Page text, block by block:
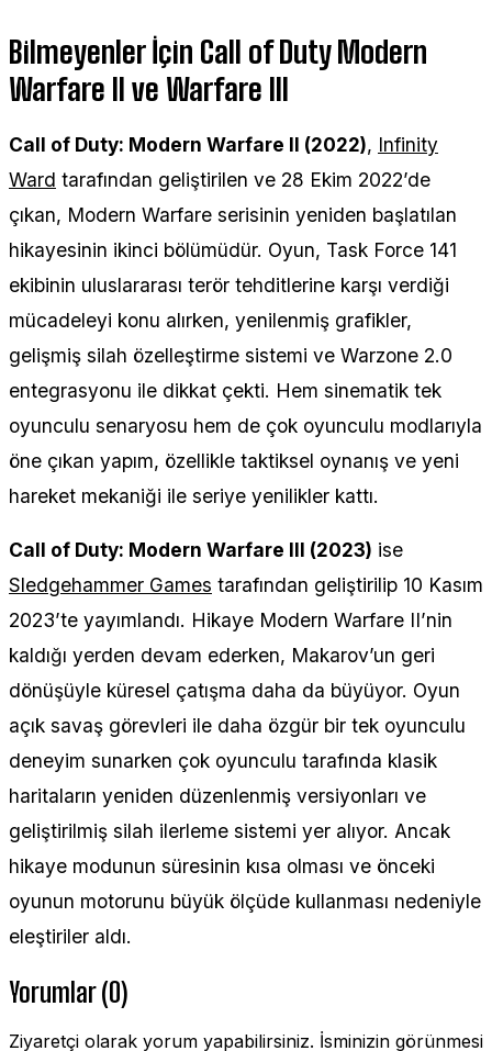
Bilmeyenler İçin Call of Duty Modern
Warfare II ve Warfare III
Call of Duty: Modern Warfare II (2022), Infinity
Ward tarafından geliştirilen ve 28 Ekim 2022’de
çıkan, Modern Warfare serisinin yeniden başlatılan
hikayesinin ikinci bölümüdür. Oyun, Task Force 141
ekibinin uluslararası terör tehditlerine karşı verdiği
mücadeleyi konu alırken, yenilenmiş grafikler,
gelişmiş silah özelleştirme sistemi ve Warzone 2.0
entegrasyonu ile dikkat çekti. Hem sinematik tek
oyunculu senaryosu hem de çok oyunculu modlarıyla
öne çıkan yapım, özellikle taktiksel oynanış ve yeni
hareket mekaniği ile seriye yenilikler kattı.
Call of Duty: Modern Warfare III (2023) ise
Sledgehammer Games tarafından geliştirilip 10 Kasım
2023’te yayımlandı. Hikaye Modern Warfare II’nin
kaldığı yerden devam ederken, Makarov’un geri
dönüşüyle küresel çatışma daha da büyüyor. Oyun
açık savaş görevleri ile daha özgür bir tek oyunculu
deneyim sunarken çok oyunculu tarafında klasik
haritaların yeniden düzenlenmiş versiyonları ve
geliştirilmiş silah ilerleme sistemi yer alıyor. Ancak
hikaye modunun süresinin kısa olması ve önceki
oyunun motorunu büyük ölçüde kullanması nedeniyle
eleştiriler aldı.
Yorumlar (0)
Ziyaretçi olarak yorum yapabilirsiniz. İsminizin görünmesi